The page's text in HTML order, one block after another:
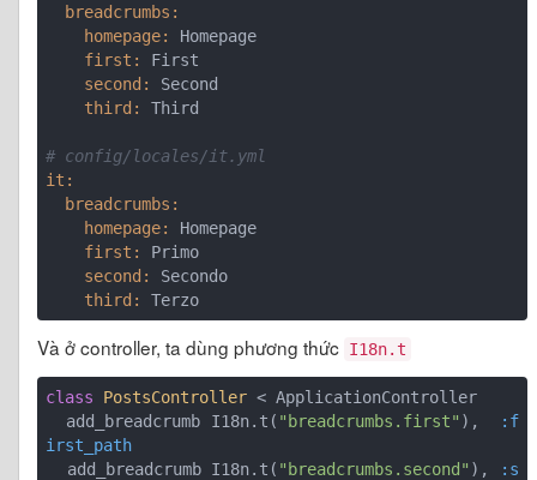
  breadcrumbs:
    homepage:
    first:
    second:
    third:
Third
# config/locales/it.yml
it:
  breadcrumbs:
    homepage:
    first:
    second:
    third:
Và ở controller, ta dùng phương thức I18n.t
class PostsController < ApplicationController
  add_breadcrumb I18n.t(
"breadcrumbs.first" ),
:f
irst_path
  add_breadcrumb I18n.t(
"breadcrumbs.second" ),
:s